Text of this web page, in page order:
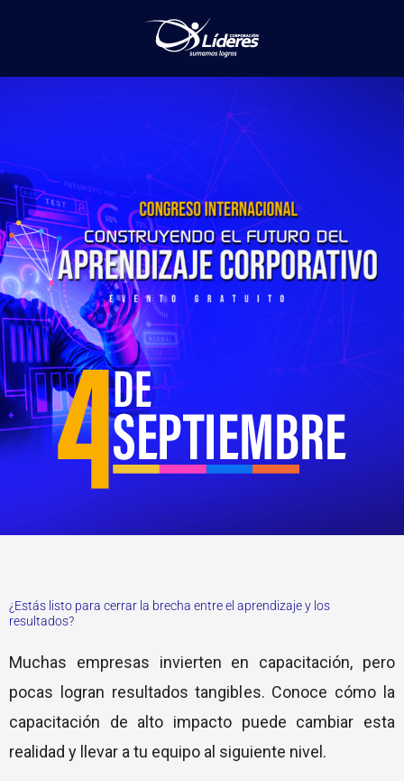
¿Estás listo para cerrar la brecha entre el aprendizaje y los
resultados?
Muchas empresas invierten en capacitación, pero
pocas logran resultados tangibles. Conoce cómo la
capacitación de alto impacto puede cambiar esta
realidad y llevar a tu equipo al siguiente nivel.